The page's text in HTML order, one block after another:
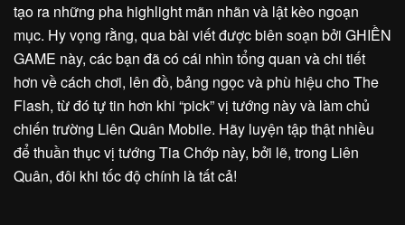
tạo ra những pha highlight mãn nhãn và lật kèo ngoạn
mục. Hy vọng rằng, qua bài viết được biên soạn bởi GHIỀN
GAME này, các bạn đã có cái nhìn tổng quan và chi tiết
hơn về cách chơi, lên đồ, bảng ngọc và phù hiệu cho The
Flash, từ đó tự tin hơn khi “pick” vị tướng này và làm chủ
chiến trường Liên Quân Mobile. Hãy luyện tập thật nhiều
để thuần thục vị tướng Tia Chớp này, bởi lẽ, trong Liên
Quân, đôi khi tốc độ chính là tất cả!